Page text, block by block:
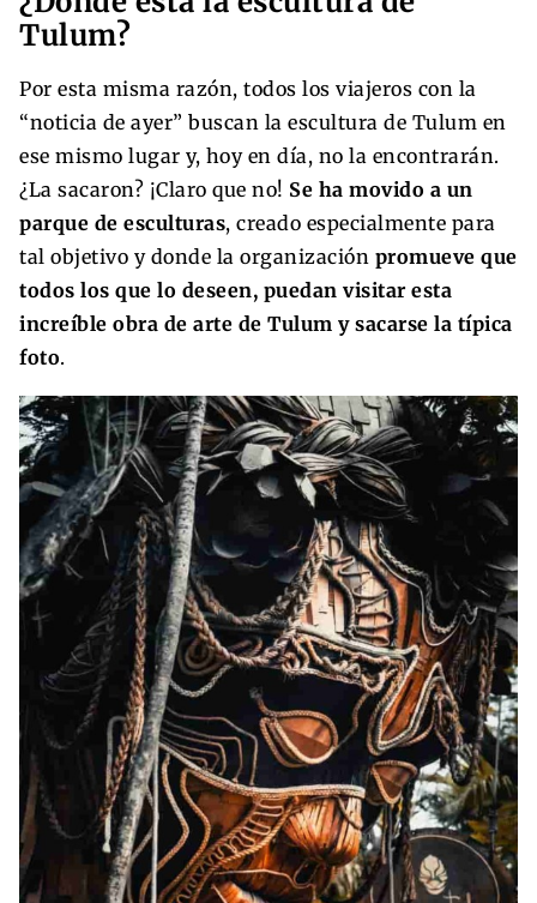
Tulum?
Por esta misma razón, todos los viajeros con la
“noticia de ayer” buscan la escultura de Tulum en
ese mismo lugar y, hoy en día, no la encontrarán.
¿La sacaron? ¡Claro que no! Se ha movido a un
parque de esculturas, creado especialmente para
tal objetivo y donde la organización promueve que
todos los que lo deseen, puedan visitar esta
increíble obra de arte de Tulum y sacarse la típica
foto.